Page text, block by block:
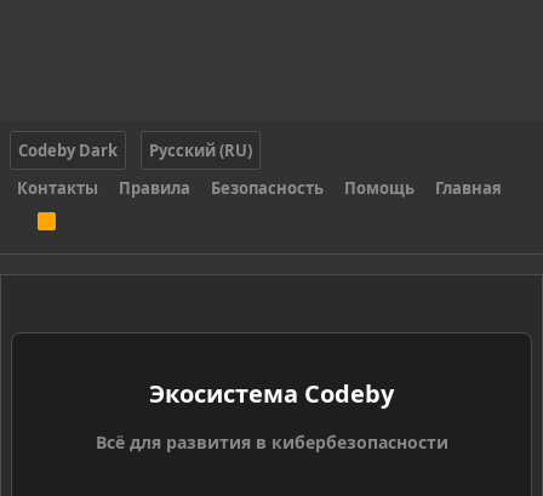
Codeby Dark
Русский (RU)
Контакты
Правила Безопасность Помощь Главная
S
Экосистема Codeby
Всё для развития в кибербезопасности